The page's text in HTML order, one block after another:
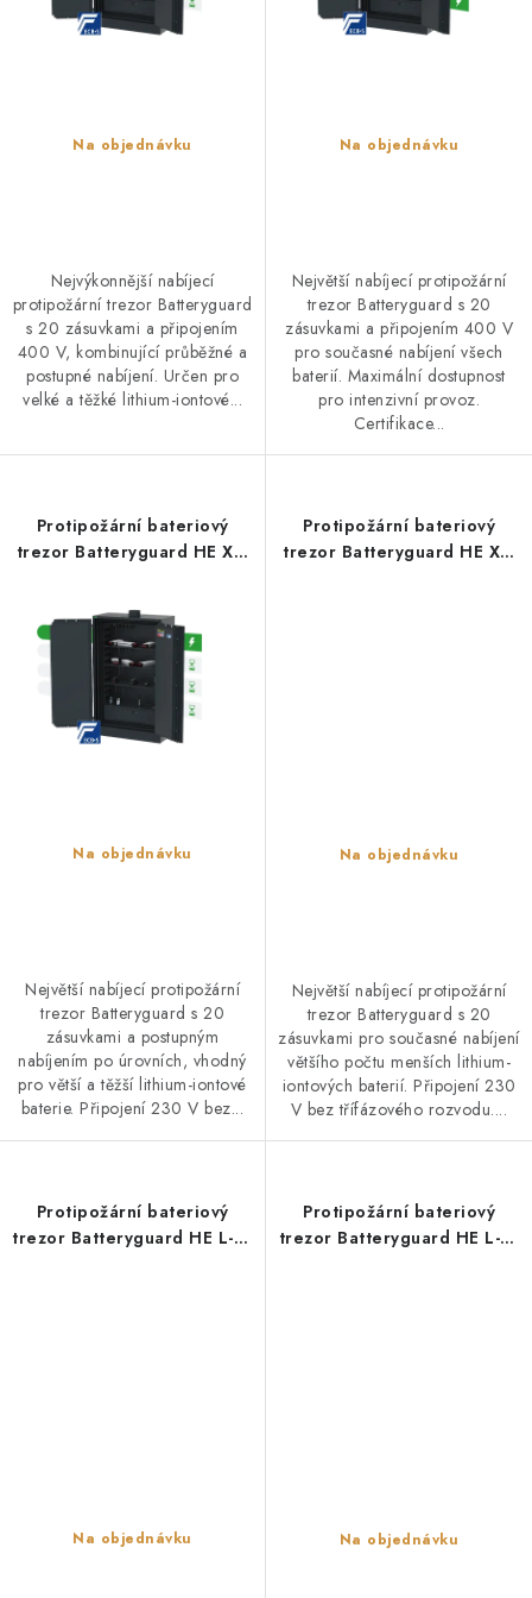
Na objednávku
Nejvýkonnější nabíjecí
protipožární trezor Batteryguard
s 20 zásuvkami a připojením
400 V, kombinující průběžné a
postupné nabíjení. Určen pro
velké a těžké lithium-iontové...
Na objednávku
Největší nabíjecí protipožární
trezor Batteryguard s 20
zásuvkami a připojením 400 V
pro současné nabíjení všech
baterií. Maximální dostupnost
pro intenzivní provoz.
Certifikace...
Protipožární bateriový
trezor Batteryguard HE XL-
postupné nabíjení)
Na objednávku
Největší nabíjecí protipožární
trezor Batteryguard s 20
zásuvkami a postupným
nabíjením po úrovních, vhodný
pro větší a těžší lithium-iontové
baterie. Připojení 230 V bez...
Protipožární bateriový
trezor Batteryguard HE XL-
Na objednávku
Největší nabíjecí protipožární
trezor Batteryguard s 20
zásuvkami pro současné nabíjení
většího počtu menších lithium-
iontových baterií. Připojení 230
V bez třífázového rozvodu....
Protipožární bateriový
trezor Batteryguard HE L-10
Na objednávku
Protipožární bateriový
trezor Batteryguard HE L-10
Na objednávku